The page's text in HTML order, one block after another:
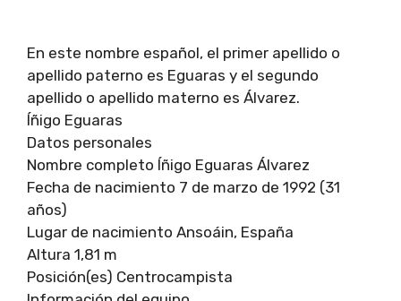
En este nombre español, el primer apellido o
apellido paterno es Eguaras y el segundo
apellido o apellido materno es Álvarez.
Íñigo Eguaras
Datos personales
Nombre completo Íñigo Eguaras Álvarez
Fecha de nacimiento 7 de marzo de 1992 (31
años)
Lugar de nacimiento Ansoáin, España
Altura 1,81 m
Posición(es) Centrocampista